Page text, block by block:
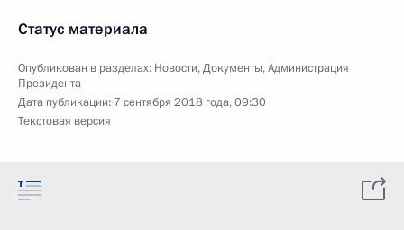
Статус материала
Опубликован в разделах: Новости,Документы,Администрация
Президента
Дата публикации: 7 сентября 2018 года, 09:30
Текстовая версия